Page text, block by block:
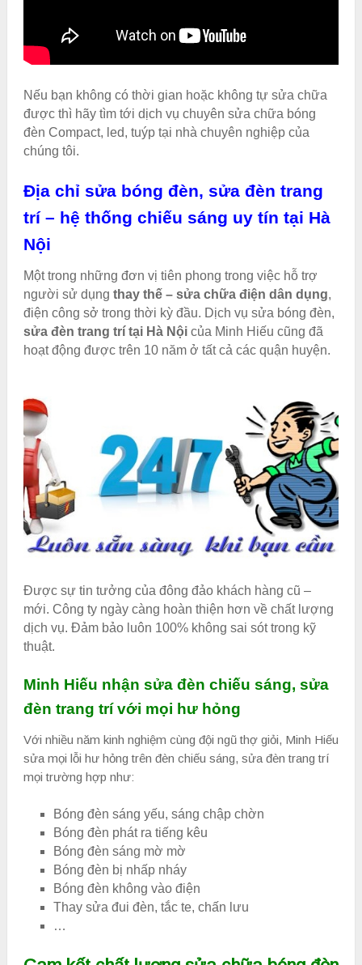
Nếu bạn không có thời gian hoặc không tự sửa chữa
được thì hãy tìm tới dịch vụ chuyên sửa chữa bóng
đèn Compact, led, tuýp tại nhà chuyên nghiệp của
chúng tôi.
Địa chỉ sửa bóng đèn, sửa đèn trang
trí – hệ thống chiếu sáng uy tín tại Hà
Nội
Một trong những đơn vị tiên phong trong việc hỗ trợ
người sử dụng thay thế – sửa chữa điện dân dụng,
điện công sở trong thời kỳ đầu. Dịch vụ sửa bóng đèn,
sửa đèn trang trí tại Hà Nộicủa Minh Hiếu cũng đã
hoạt động được trên 10 năm ở tất cả các quận huyện.
Được sự tin tưởng của đông đảo khách hàng cũ –
mới. Công ty ngày càng hoàn thiện hơn về chất lượng
dịch vụ. Đảm bảo luôn 100% không sai sót trong kỹ
thuật.
Minh Hiếu nhận sửa đèn chiếu sáng, sửa
đèn trang trí với mọi hư hỏng
Với nhiều năm kinh nghiệm cùng đội ngũ thợ giỏi, Minh Hiếu
sửa mọi lỗi hư hỏng trên đèn chiếu sáng, sửa đèn trang trí
mọi trường hợp như:
Bóng đèn sáng yếu, sáng chập chờn
Bóng đèn phát ra tiếng kêu
Bóng đèn sáng mờ mờ
Bóng đèn bị nhấp nháy
Bóng đèn không vào điện
Thay sửa đui đèn, tắc te, chấn lưu
…